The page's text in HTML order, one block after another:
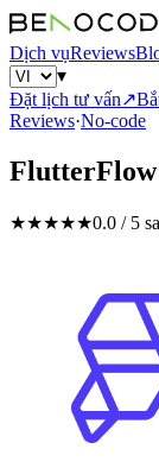
Dịch vụReviews
▾
Đặt lịch tư vấn↗
Reviews·No-code
FlutterFlow
★★★★★0.0 / 5